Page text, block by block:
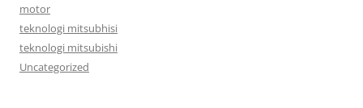
motor
teknologi mitsubhisi
teknologi mitsubishi
Uncategorized